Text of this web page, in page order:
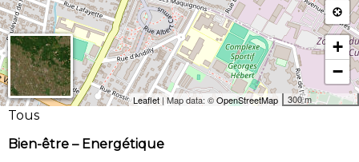
+
−
300 m
Leaflet | Map data: ©OpenStreetMap
Tous
Bien-être – Energétique